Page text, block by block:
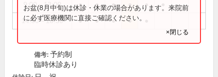
9:00～13:00 ● ● ● ● ●
14:30～18:30 ● ● ● ●
お盆(8月中旬)は休診・休業の場合があります。来院前
に必ず医療機関に直接ご確認ください。
×閉じる
備考: 予約制
臨時休診あり